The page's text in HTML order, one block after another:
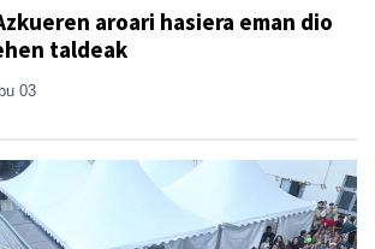
aroari hasiera eman dio
taldeak
03